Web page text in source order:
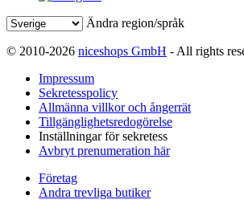
Ändra region/språk
© 2010-2026 niceshops GmbH - All rights
Impressum
Sekretesspolicy
Allmänna villkor och ångerrät
Tillgänglighetsredogörelse
Inställningar för sekretess
Avbryt prenumeration här
Företag
Andra trevliga butiker